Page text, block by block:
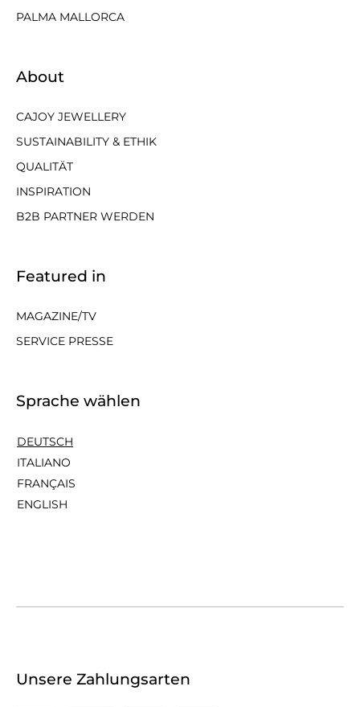
PALMA MALLORCA
About
CAJOY JEWELLERY
SUSTAINABILITY & ETHIK
QUALITÄT
INSPIRATION
B2B PARTNER WERDEN
Featured in
MAGAZINE/TV
SERVICE PRESSE
Sprache wählen
DEUTSCH
ITALIANO
FRANÇAIS
ENGLISH
Unsere Zahlungsarten